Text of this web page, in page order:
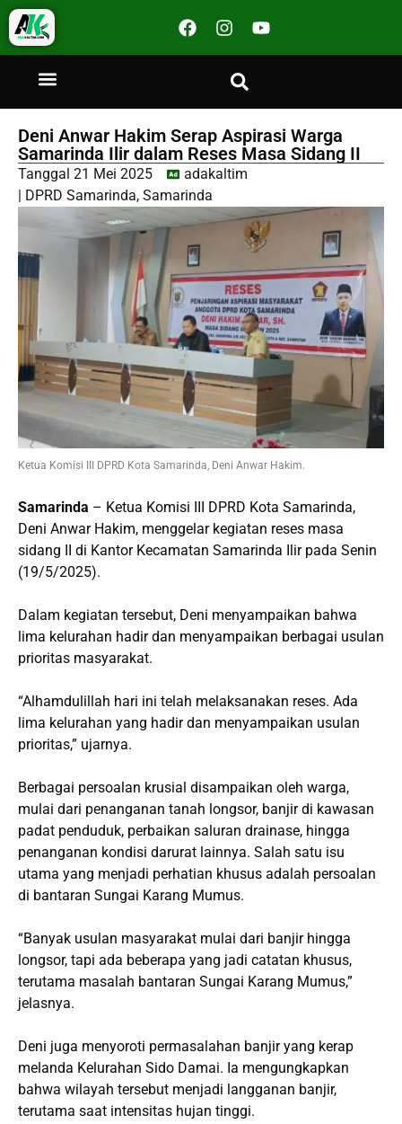
Deni Anwar Hakim Serap Aspirasi Warga
Samarinda Ilir dalam Reses Masa Sidang II
Tanggal 21 Mei 2025
adakaltim
DPRD Samarinda, Samarinda
Ketua Komisi III DPRD Kota Samarinda, Deni Anwar Hakim.
Samarinda – Ketua Komisi III DPRD Kota Samarinda,
Deni Anwar Hakim, menggelar kegiatan reses masa
sidang II di Kantor Kecamatan Samarinda Ilir pada Senin
(19/5/2025).
Dalam kegiatan tersebut, Deni menyampaikan bahwa
lima kelurahan hadir dan menyampaikan berbagai usulan
prioritas masyarakat.
“Alhamdulillah hari ini telah melaksanakan reses. Ada
lima kelurahan yang hadir dan menyampaikan usulan
prioritas,” ujarnya.
Berbagai persoalan krusial disampaikan oleh warga,
mulai dari penanganan tanah longsor, banjir di kawasan
padat penduduk, perbaikan saluran drainase, hingga
penanganan kondisi darurat lainnya. Salah satu isu
utama yang menjadi perhatian khusus adalah persoalan
di bantaran Sungai Karang Mumus.
“Banyak usulan masyarakat mulai dari banjir hingga
longsor, tapi ada beberapa yang jadi catatan khusus,
terutama masalah bantaran Sungai Karang Mumus,”
jelasnya.
Deni juga menyoroti permasalahan banjir yang kerap
melanda Kelurahan Sido Damai. Ia mengungkapkan
bahwa wilayah tersebut menjadi langganan banjir,
terutama saat intensitas hujan tinggi.